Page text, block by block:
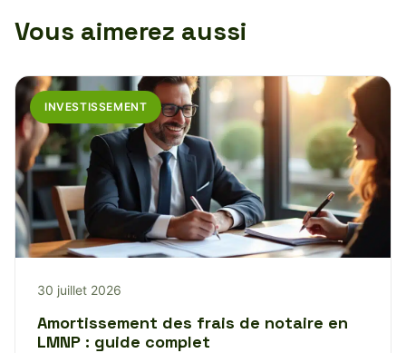
Vous aimerez aussi
INVESTISSEMENT
30 juillet 2026
Amortissement des frais de notaire en
LMNP : guide complet